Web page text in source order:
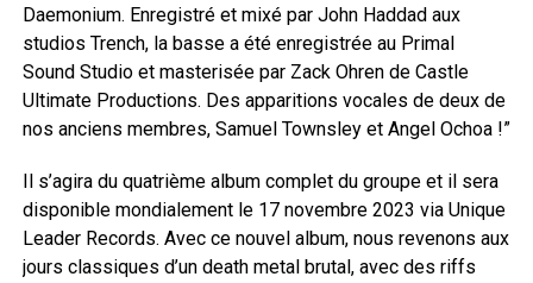
Daemonium. Enregistré et mixé par John Haddad aux
studios Trench, la basse a été enregistrée au Primal
Sound Studio et masterisée par Zack Ohren de Castle
Ultimate Productions. Des apparitions vocales de deux de
nos anciens membres, Samuel Townsley et Angel Ochoa !”
Il s’agira du quatrième album complet du groupe et il sera
disponible mondialement le 17 novembre 2023 via Unique
Leader Records. Avec ce nouvel album, nous revenons aux
jours classiques d’un death metal brutal, avec des riffs